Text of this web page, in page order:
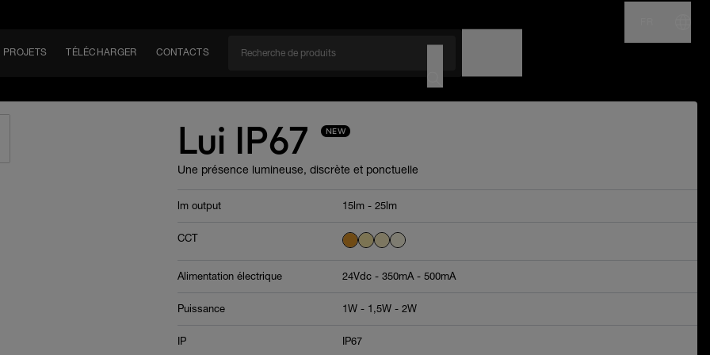
PROJETS TÉLÉCHARGER CONTACTS
NOM
Lui IP67 NEW
Une présence lumineuse, discrète et ponctuelle
lm output 15lm - 25lm
CCT
Alimentation électrique 24Vdc - 350mA - 500mA
Puissance 1W - 1,5W - 2W
IP IP67